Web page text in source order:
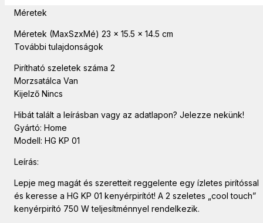
Méretek
Méretek (MaxSzxMé) 23 x 15.5 x 14.5 cm
További tulajdonságok
Pirítható szeletek száma 2
Morzsatálca Van
Kijelző Nincs
Hibát talált a leírásban vagy az adatlapon? Jelezze nekünk!
Gyártó: Home
Modell: HG KP 01
Leírás:
Lepje meg magát és szeretteit reggelente egy ízletes pirítóssal
és keresse a HG KP 01 kenyérpirítót! A 2 szeletes „cool touch”
kenyérpirító 750 W teljesítménnyel rendelkezik.